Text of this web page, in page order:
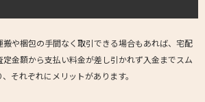
や梱包の手間なく取引できる場合もあれば、宅配
金額から支払い料金が差し引かれず入金までスム
それぞれにメリットがあります。